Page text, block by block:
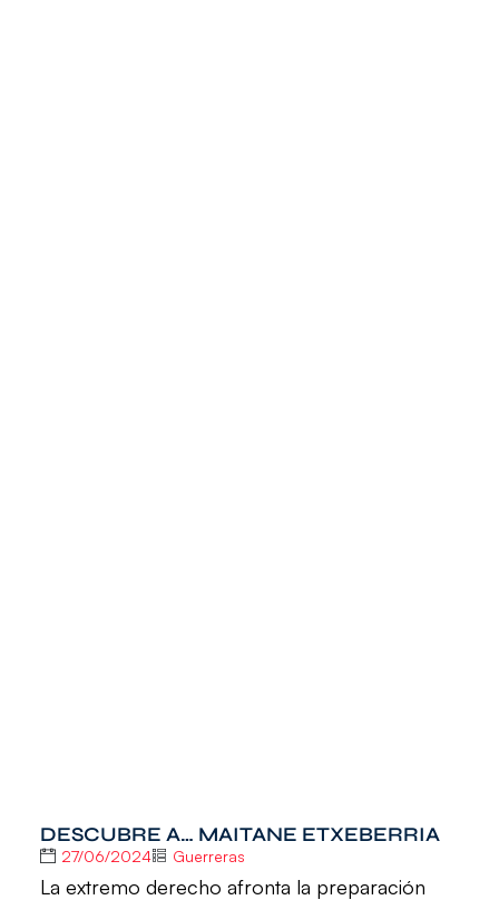
DESCUBRE A… MAITANE ETXEBERRIA
27/06/2024 Guerreras
La extremo derecho afronta la preparación